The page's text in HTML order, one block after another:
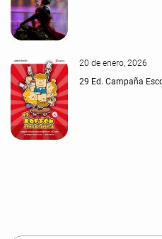
20 de enero, 2026
29 Ed. Campaña